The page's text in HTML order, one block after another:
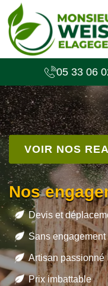
05 33 06
VOIR NOS
Nos
Devis et
Sans engagement
Artisan passionné
Prix imbattable